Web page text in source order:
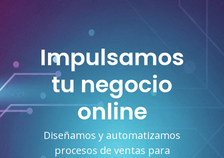
Impulsamos
tu negocio
online
Diseñamos y automatizamos
procesos de ventas para